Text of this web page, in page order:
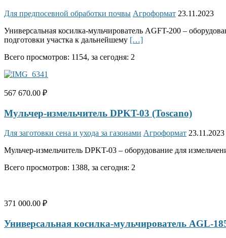
Для предпосевной обработки почвы Агроформат 23.11.2023
Универсальная косилка-мульчирователь AGFT-200 –
подготовки участка к дальнейшему […]
Всего просмотров: 1154, за сегодня: 2
567 670.00 ₽
Мульчер-измельчитель DPKT-03 (Toscano)
Для заготовки сена и ухода за газонами Агроформат 23.11.2023
Мульчер-измельчитель DPKT-03 – оборудование для
Всего просмотров: 1388, за сегодня: 2
371 000.00 ₽
Универсальная косилка-мульчирователь AGL-